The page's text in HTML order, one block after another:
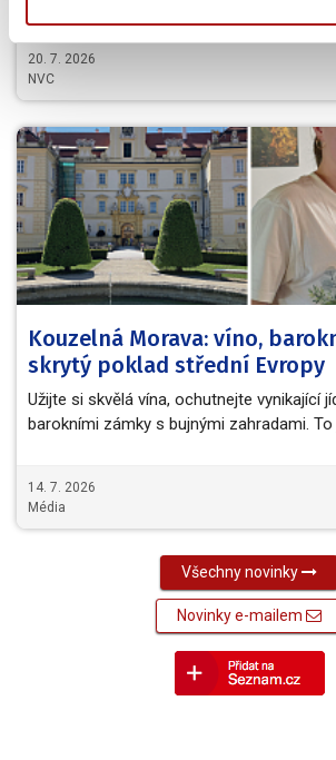
20. 7. 2026
NVC
Kouzelná Morava: víno,
skrytý poklad střední Evropy
Užijte si skvělá vína, ochutnejte vynikající
barokními zámky s bujnými zahradami. To
14. 7. 2026
Média
Všechny novinky
Novinky e-mailem